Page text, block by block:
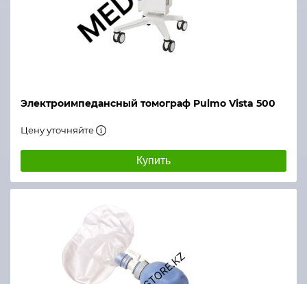
Электроимпедансный томограф Pulmo Vista 500
Цену уточняйте
Купить